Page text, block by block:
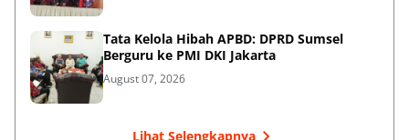
Tata Kelola Hibah APBD: DPRD Sumsel
Berguru ke PMI DKI Jakarta
August 07, 2026
Lihat Selengkapnya